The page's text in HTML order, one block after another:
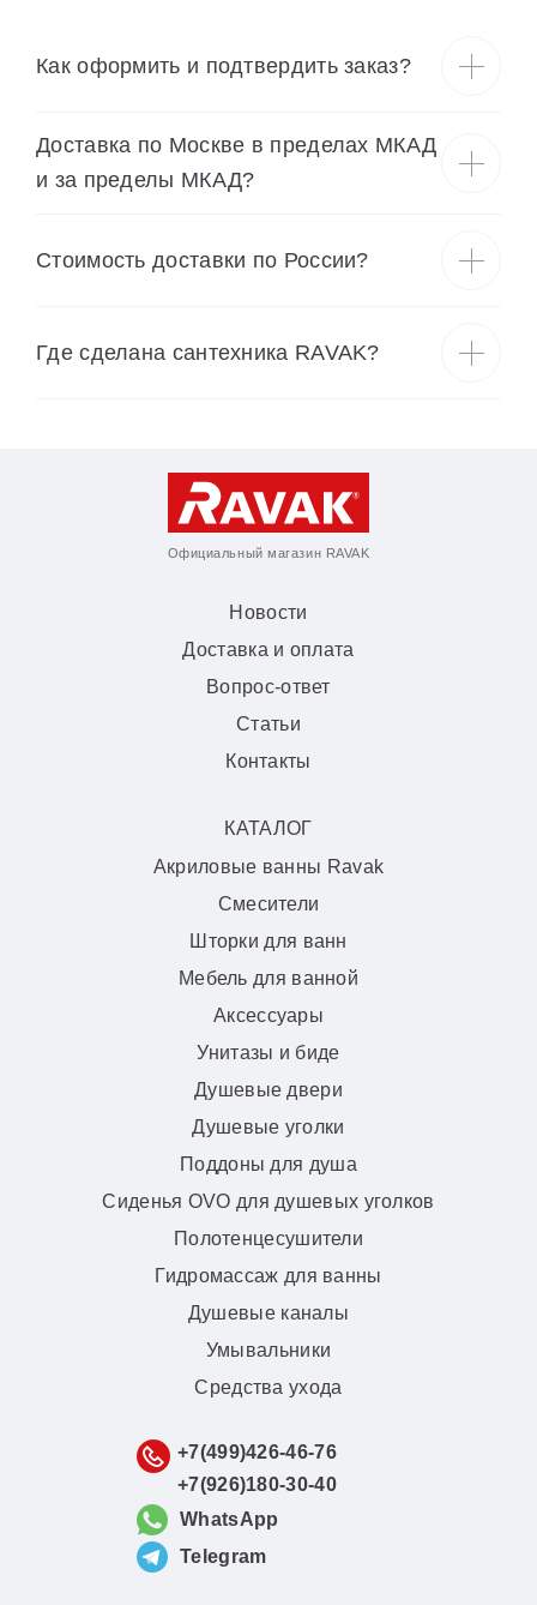
Как оформить и подтвердить заказ?
Доставка по Москве в пределах МКАД
и за пределы МКАД?
Cтоимость доставки по России?
Где сделана сантехника RAVAK?
Официальный магазин RAVAK
Новости
Доставка и оплата
Вопрос-ответ
Статьи
Контакты
КАТАЛОГ
Акриловые ванны Ravak
Смесители
Шторки для ванн
Мебель для ванной
Аксессуары
Унитазы и биде
Душевые двери
Душевые уголки
Поддоны для душа
Сиденья OVO для душевых уголков
Полотенцесушители
Гидромассаж для ванны
Душевые каналы
Умывальники
Средства ухода
+7(499)426-46-76
+7(926)180-30-40
WhatsApp
Telegram